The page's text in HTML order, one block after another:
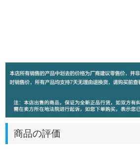
商品の評価